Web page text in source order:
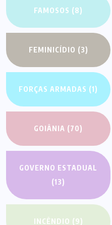
FAMOSOS (8)
FEMINICÍDIO (3)
FORÇAS ARMADAS (1)
GOIÂNIA (70)
GOVERNO ESTADUAL
(13)
INCÊNDIO (9)